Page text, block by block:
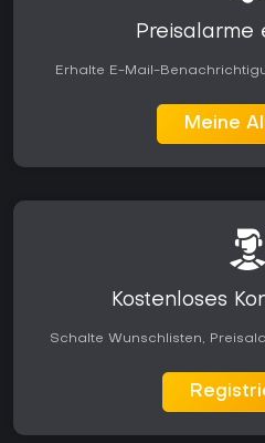
Preisalarme
Erhalte E-Mail-
Meine
Kostenloses
Schalte Wunschlisten,